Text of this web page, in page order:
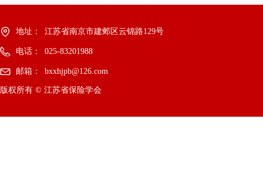
版权所有 © 江苏省保险学会
地址： 江苏省南京市建邺区云锦路129号
电话： 025-83201988
邮箱： bxxhjpb@126.com